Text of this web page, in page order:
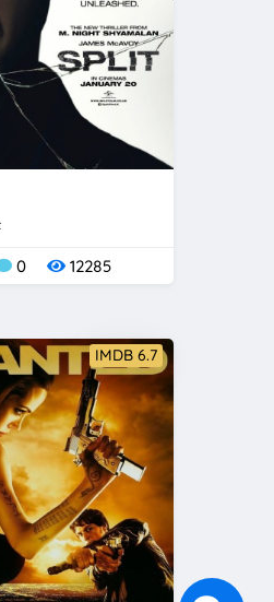
0 12285
IMDB 6.7